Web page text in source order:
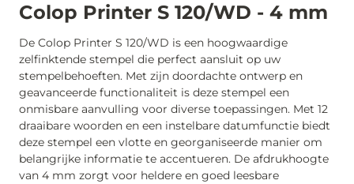
Colop Printer S 120/WD - 4 mm
De Colop Printer S 120/WD is een hoogwaardige
zelfinktende stempel die perfect aansluit op uw
stempelbehoeften. Met zijn doordachte ontwerp en
geavanceerde functionaliteit is deze stempel een
onmisbare aanvulling voor diverse toepassingen. Met 12
draaibare woorden en een instelbare datumfunctie biedt
deze stempel een vlotte en georganiseerde manier om
belangrijke informatie te accentueren. De afdrukhoogte
van 4 mm zorgt voor heldere en goed leesbare